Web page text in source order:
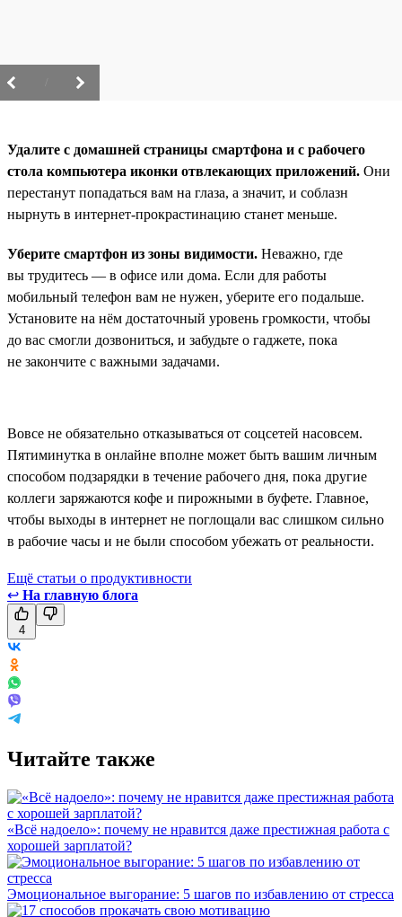
Удалите с домашней страницы смартфона и с рабочего
стола компьютера иконки отвлекающих приложений. Они
перестанут попадаться вам на глаза, а значит, и соблазн
нырнуть в интернет-прокрастинацию станет меньше.
Уберите смартфон из зоны видимости. Неважно, где
вы трудитесь — в офисе или дома. Если для работы
мобильный телефон вам не нужен, уберите его подальше.
Установите на нём достаточный уровень громкости, чтобы
до вас смогли дозвониться, и забудьте о гаджете, пока
не закончите с важными задачами.
Вовсе не обязательно отказываться от соцсетей насовсем.
Пятиминутка в онлайне вполне может быть вашим личным
способом подзарядки в течение рабочего дня, пока другие
коллеги заряжаются кофе и пирожными в буфете. Главное,
чтобы выходы в интернет не поглощали вас слишком сильно
в рабочие часы и не были способом убежать от реальности.
Ещё статьи о продуктивности
↩ На главную блога
4
Читайте также
«Всё надоело»: почему не нравится даже престижная работа с
хорошей зарплатой?
Эмоциональное выгорание: 5 шагов по избавлению от стресса